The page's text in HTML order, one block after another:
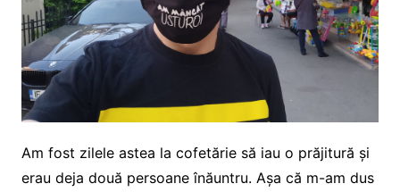
Am fost zilele astea la cofetărie să iau o prăjitură și
erau deja două persoane înăuntru. Așa că m-am dus